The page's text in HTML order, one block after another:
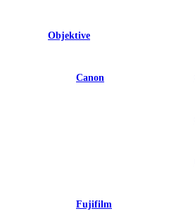
Objektive
Canon
Fujifilm